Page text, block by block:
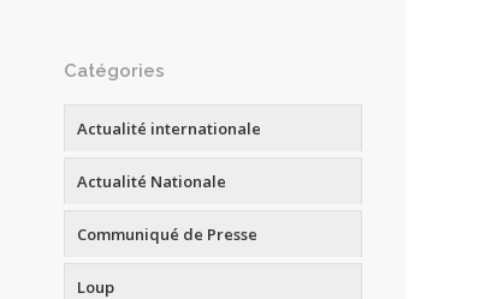
Catégories
Actualité internationale
Actualité Nationale
Communiqué de Presse
Loup